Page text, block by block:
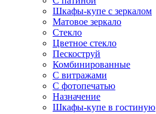
Шкафы-купе с зеркалом
Матовое зеркало
Стекло
Цветное стекло
Пескоструй
Комбинированные
С витражами
С фотопечатью
Назначение
Шкафы-купе в гостиную